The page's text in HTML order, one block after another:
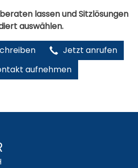
lassen und Sitzlösungen
auswählen.
Jetzt anrufen
aufnehmen